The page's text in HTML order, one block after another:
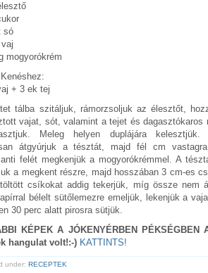
só
mogyorókrém
+ 3 ek tej
tálba szitáljuk, rámorzsoljuk az élesztőt,
vajat, sót, valamint a tejet és dagasztókaros
Meleg helyen duplájára kelesztjük.
átgyúrjuk a tésztát, majd fél cm
felét megkenjük a mogyorókrémmel. A
a megkent részre, majd hosszában 3 cm-es
csíkokat addig tekerjük, míg össze nem
bélelt sütőlemezre emeljük, lekenjük a
30 perc alatt pirosra sütjük.
KÉPEK A JÓKENYÉRBEN PÉKSÉGBEN
hangulat volt!:-) KATTINTS!
under: RECEPTEK